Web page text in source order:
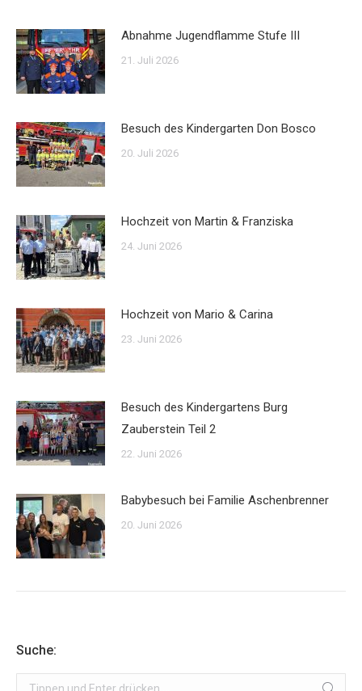
Abnahme Jugendflamme Stufe III
21. Juli 2026
Besuch des Kindergarten Don Bosco
20. Juli 2026
Hochzeit von Martin & Franziska
24. Juni 2026
Hochzeit von Mario & Carina
23. Juni 2026
Besuch des Kindergartens Burg
Zauberstein Teil 2
22. Juni 2026
Babybesuch bei Familie Aschenbrenner
20. Juni 2026
Suche:
Search: